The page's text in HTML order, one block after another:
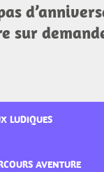
sur
LUDIQUES
AVENTURE